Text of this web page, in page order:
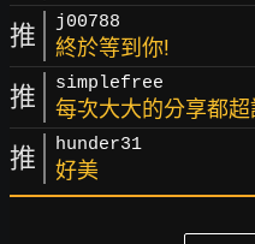
推 j00788
終於等到你!
推 simplefree
每次大大的分享都
推 hunder31
好美